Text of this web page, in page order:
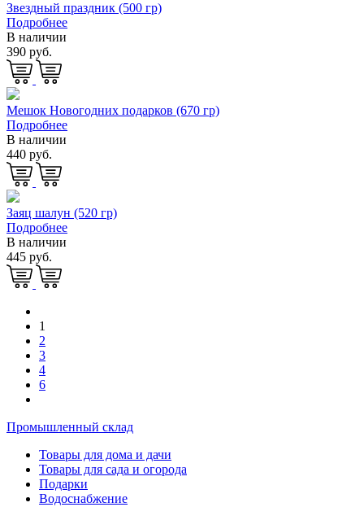
Звездный праздник (500 гр)
Подробнее
В наличии
390 руб.
Мешок Новогодних подарков (670 гр)
Подробнее
В наличии
440 руб.
Заяц шалун (520 гр)
Подробнее
В наличии
445 руб.
1
2
3
4
6
Промышленный склад
Товары для дома и дачи
Товары для сада и огорода
Подарки
Водоснабжение